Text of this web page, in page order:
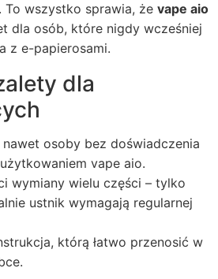
To wszystko sprawia, że vape aio
dla osób, które nigdy wcześniej
z e-papierosami.
dla
nawet osoby bez doświadczenia
vape aio.
wymiany wielu części – tylko
ustnik wymagają regularnej
którą łatwo przenosić w